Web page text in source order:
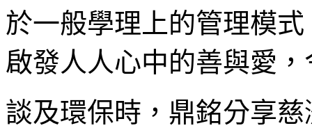
於一般學理上的管理模
啟發人人心中的善與愛
談及環保時，鼎銘分享